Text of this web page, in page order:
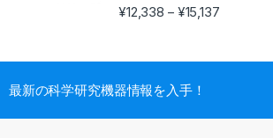
¥12,338 – ¥15,137
最新の科学研究機器情報を入手！